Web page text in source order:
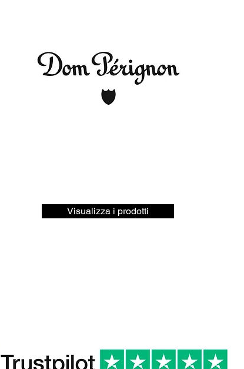
Visualizza i prodotti